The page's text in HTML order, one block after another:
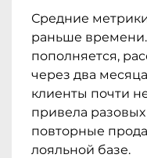
Средние
раньше времени.
пополняется,
через два
клиенты почти
привела разовых
повторные
лояльной базе.